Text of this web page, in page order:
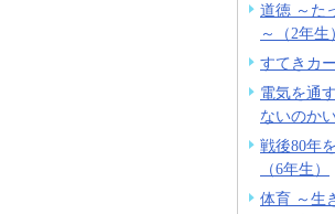
道徳 ～た
～（2年生）
すてきカ
電気を通
ないのか
戦後80年
（6年生）
体育 ～生